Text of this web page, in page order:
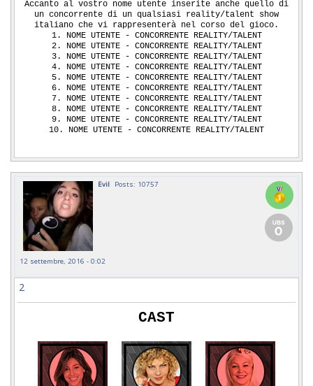
Accanto al vostro nome utente inserite anche quello di
un concorrente di un qualsiasi reality/talent show
italiano che vi rappresenterà nel corso del gioco.
1. NOME UTENTE - CONCORRENTE REALITY/TALENT
2. NOME UTENTE - CONCORRENTE REALITY/TALENT
3. NOME UTENTE - CONCORRENTE REALITY/TALENT
4. NOME UTENTE - CONCORRENTE REALITY/TALENT
5. NOME UTENTE - CONCORRENTE REALITY/TALENT
6. NOME UTENTE - CONCORRENTE REALITY/TALENT
7. NOME UTENTE - CONCORRENTE REALITY/TALENT
8. NOME UTENTE - CONCORRENTE REALITY/TALENT
9. NOME UTENTE - CONCORRENTE REALITY/TALENT
10. NOME UTENTE - CONCORRENTE REALITY/TALENT
Evil Posts: 10757
12 settembre, 2016 - 0:02
2
CAST